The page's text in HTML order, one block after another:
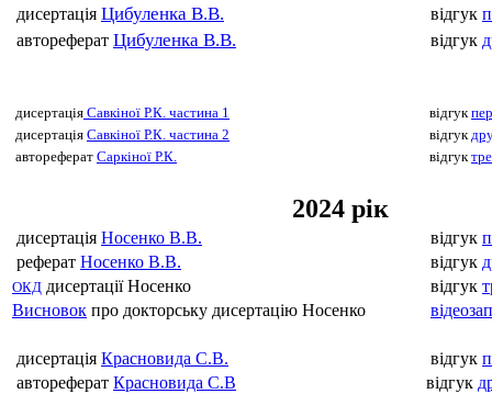
дисертація Цибуленка В.В. відгук
автореферат Цибуленка В.В. відгук
дисертація Савкіної Р.К. частина 1 відгук
дисертація Савкіної Р.К. частина 2 відгук
автореферат Саркіної Р.К. відгук
2024 рік
дисертація Носенко В.В. відгук
реферат Носенко В.В. відгук
ОКД дисертації Носенко відгук
Висновок про докторську дисертацію Носенко
дисертація Красновида С.В. відгук
автореферат Красновида С.В відгук